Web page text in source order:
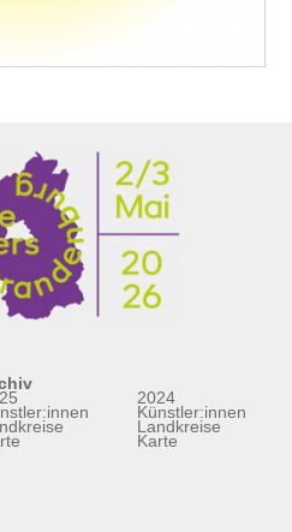
2024
Künstler:innen
Landkreise
Karte